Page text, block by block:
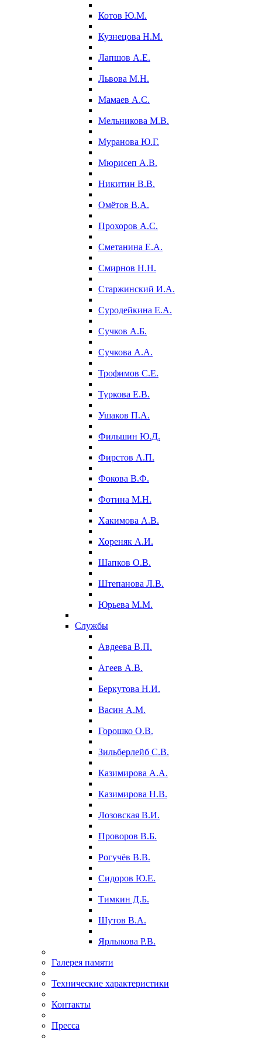
Котов Ю.М.
Кузнецова Н.М.
Лапшов А.Е.
Львова М.Н.
Мамаев А.С.
Мельникова М.В.
Муранова Ю.Г.
Мюрисеп А.В.
Никитин В.В.
Омётов В.А.
Прохоров А.С.
Сметанина Е.А.
Смирнов Н.Н.
Старжинский И.А.
Суродейкина Е.А.
Сучков А.Б.
Сучкова А.А.
Трофимов С.Е.
Туркова Е.В.
Ушаков П.А.
Фильшин Ю.Д.
Фирстов А.П.
Фокова В.Ф.
Фотина М.Н.
Хакимова А.В.
Хореняк А.И.
Шапков О.В.
Штепанова Л.В.
Юрьева М.М.
Службы
Авдеева В.П.
Агеев А.В.
Беркутова Н.И.
Васин А.М.
Горошко О.В.
Зильберлейб С.В.
Казимирова А.А.
Казимирова Н.В.
Лозовская В.И.
Проворов В.Б.
Рогучёв В.В.
Сидоров Ю.Е.
Тимкин Д.Б.
Шутов В.А.
Ярлыкова Р.В.
Галерея памяти
Технические характеристики
Контакты
Пресса